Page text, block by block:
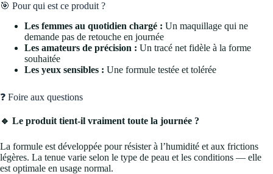
🎯 Pour qui est ce produit ?
Les femmes au quotidien chargé : Un maquillage qui ne
demande pas de retouche en journée
Les amateurs de précision : Un tracé net fidèle à la forme
souhaitée
Les yeux sensibles : Une formule testée et tolérée
❓ Foire aux questions
🔹 Le produit tient-il vraiment toute la journée ?
La formule est développée pour résister à l’humidité et aux frictions
légères. La tenue varie selon le type de peau et les conditions — elle
est optimale en usage normal.